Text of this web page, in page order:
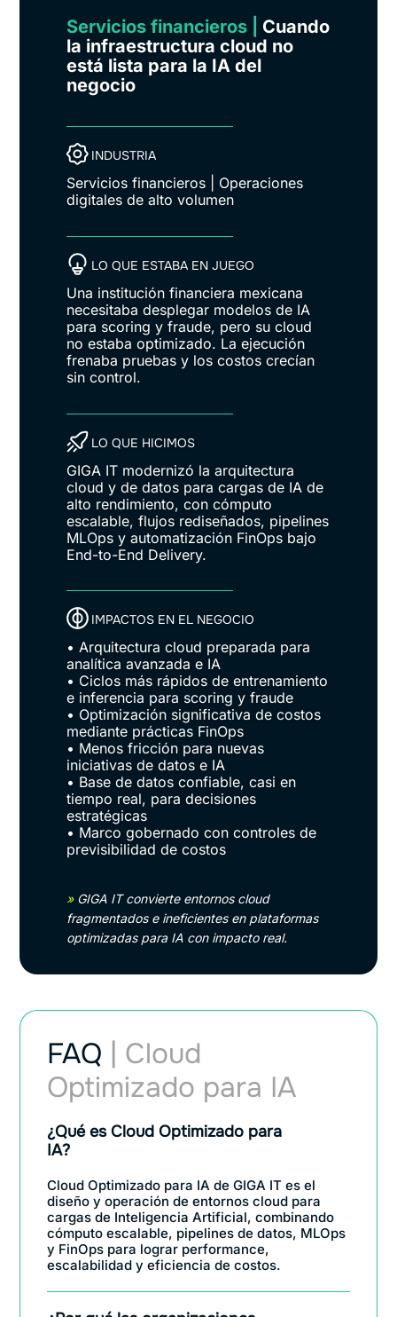
Servicios financieros
Cuando
la infraestructura cloud no
está lista para la IA del
negocio
INDUSTRIA
Servicios financieros | Operaciones
digitales de alto volumen
LO QUE ESTABA EN JUEGO
Una institución financiera mexicana
necesitaba desplegar modelos de IA
para scoring y fraude, pero su cloud
no estaba optimizado. La ejecución
frenaba pruebas y los costos crecían
sin control.
LO QUE HICIMOS
GIGA IT modernizó la arquitectura
cloud y de datos para cargas de IA de
alto rendimiento, con cómputo
escalable, flujos rediseñados, pipelines
MLOps y automatización FinOps bajo
End-to-End Delivery.
IMPACTOS EN EL NEGOCIO
• Arquitectura cloud preparada para
analítica avanzada e IA
• Ciclos más rápidos de entrenamiento
e inferencia para scoring y fraude
• Optimización significativa de costos
mediante prácticas FinOps
• Menos fricción para nuevas
iniciativas de datos e IA
• Base de datos confiable, casi en
tiempo real, para decisiones
estratégicas
• Marco gobernado con controles de
previsibilidad de costos
» GIGA IT convierte entornos cloud
fragmentados e ineficientes en plataformas
optimizadas para IA con impacto real.
FAQ
| Cloud
Optimizado para IA
¿Qué es Cloud Optimizado para
IA?
Cloud Optimizado para IA de GIGA IT es el
diseño y operación de entornos cloud para
cargas de Inteligencia Artificial, combinando
cómputo escalable, pipelines de datos, MLOps
y FinOps para lograr performance,
escalabilidad y eficiencia de costos.